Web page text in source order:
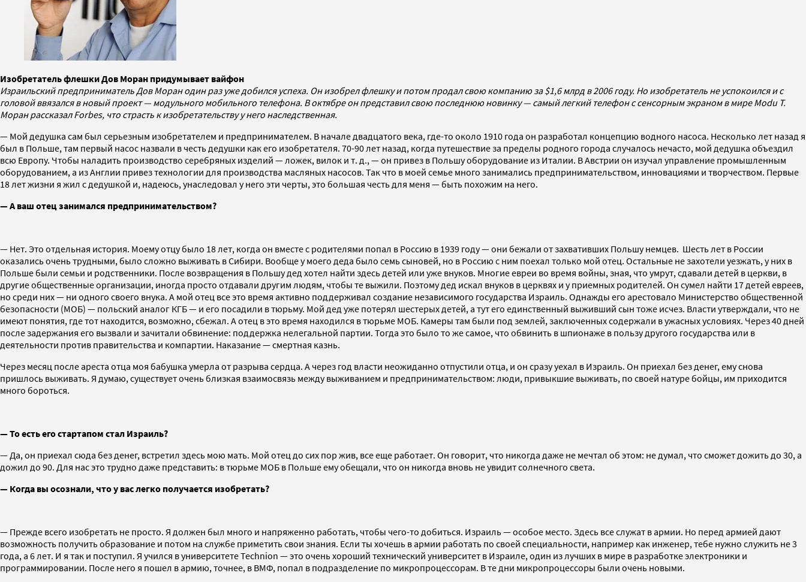
Изобретатель флешки Дов Моран придумывает вайфон
Израильский предприниматель Дов Моран один раз уже добился успеха. Он изобрел флешку и потом продал свою компанию за $1,6 млрд в 2006 году. Но изобретатель не успокоился и с
головой ввязался в новый проект — модульного мобильного телефона. В октябре он представил свою последнюю новинку — самый легкий телефон с сенсорным экраном в мире Modu T.
Моран рассказал Forbes, что страсть к изобретательству у него наследственная.
— Мой дедушка сам был серьезным изобретателем и предпринимателем. В начале двадцатого века, где-то около 1910 года он разработал концепцию водного насоса. Несколько лет назад я
был в Польше, там первый насос назвали в честь дедушки как его изобретателя. 70-90 лет назад, когда путешествие за пределы родного города случалось нечасто, мой дедушка объездил
всю Европу. Чтобы наладить производство серебряных изделий — ложек, вилок и т. д., — он привез в Польшу оборудование из Италии. В Австрии он изучал управление промышленным
оборудованием, а из Англии привез технологии для производства масляных насосов. Так что в моей семье много занимались предпринимательством, инновациями и творчеством. Первые
18 лет жизни я жил с дедушкой и, надеюсь, унаследовал у него эти черты, это большая честь для меня — быть похожим на него.
— А ваш отец занимался предпринимательством?
— Нет. Это отдельная история. Моему отцу было 18 лет, когда он вместе с родителями попал в Россию в 1939 году — они бежали от захвативших Польшу немцев. Шесть лет в России
оказались очень трудными, было сложно выживать в Сибири. Вообще у моего деда было семь сыновей, но в Россию с ним поехал только мой отец. Остальные не захотели уезжать, у них в
Польше были семьи и родственники. После возвращения в Польшу дед хотел найти здесь детей или уже внуков. Многие евреи во время войны, зная, что умрут, сдавали детей в церкви, в
другие общественные организации, иногда просто отдавали другим людям, чтобы те выжили. Поэтому дед искал внуков в церквях и у приемных родителей. Он сумел найти 17 детей евреев,
но среди них — ни одного своего внука. А мой отец все это время активно поддерживал создание независимого государства Израиль. Однажды его арестовало Министерство общественной
безопасности (МОБ) — польский аналог КГБ — и его посадили в тюрьму. Мой дед уже потерял шестерых детей, а тут его единственный выживший сын тоже исчез. Власти утверждали, что не
имеют понятия, где тот находится, возможно, сбежал. А отец в это время находился в тюрьме МОБ. Камеры там были под землей, заключенных содержали в ужасных условиях. Через 40 дней
после задержания его вызвали и зачитали обвинение: поддержка нелегальной партии. Тогда это было то же самое, что обвинить в шпионаже в пользу другого государства или в
деятельности против правительства и компартии. Наказание — смертная казнь.
Через месяц после ареста отца моя бабушка умерла от разрыва сердца. А через год власти неожиданно отпустили отца, и он сразу уехал в Израиль. Он приехал без денег, ему снова
пришлось выживать. Я думаю, существует очень близкая взаимосвязь между выживанием и предпринимательством: люди, привыкшие выживать, по своей натуре бойцы, им приходится
много бороться.
— То есть его стартапом стал Израиль?
— Да, он приехал сюда без денег, встретил здесь мою мать. Мой отец до сих пор жив, все еще работает. Он говорит, что никогда даже не мечтал об этом: не думал, что сможет дожить до 30, а
дожил до 90. Для нас это трудно даже представить: в тюрьме МОБ в Польше ему обещали, что он никогда вновь не увидит солнечного света.
— Когда вы осознали, что у вас легко получается изобретать?
— Прежде всего изобретать не просто. Я должен был много и напряженно работать, чтобы чего-то добиться. Израиль — особое место. Здесь все служат в армии. Но перед армией дают
возможность получить образование и потом на службе приметить свои знания. Если ты хочешь в армии работать по своей специальности, например как инженер, тебе нужно служить не 3
года, а 6 лет. И я так и поступил. Я учился в университете Technion — это очень хороший технический университет в Израиле, один из лучших в мире в разработке электроники и
программировании. После него я пошел в армию, точнее, в ВМФ, попал в подразделение по микропроцессорам. В те дни микропроцессоры были очень новыми.